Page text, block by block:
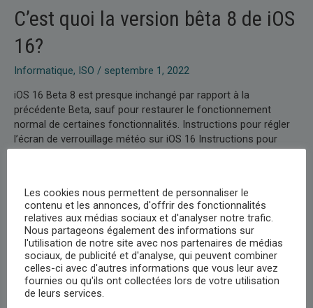
de
verrouillage
météo
sur
iOS
C’est quoi la version bêta 8 de iOS
16?
Informatique, ISO / septembre 1, 2022
iOS 16 Beta 8 est presque inchangé par rapport à la
précédente Beta, sauf pour restaurer le fonctionnement
normal de certaines fonctionnalités. Instructions pour régler
l’écran de verrouillage météo sur iOS 16 Instructions pour
C’est
quoi
version
bêta
Lire la suite »
Qu’est-ce qu’une blockchain ?
Les cookies nous permettent de personnaliser le
contenu et les annonces, d'offrir des fonctionnalités
relatives aux médias sociaux et d'analyser notre trafic.
Nous partageons également des informations sur
l'utilisation de notre site avec nos partenaires de médias
sociaux, de publicité et d'analyse, qui peuvent combiner
celles-ci avec d'autres informations que vous leur avez
fournies ou qu'ils ont collectées lors de votre utilisation
de leurs services.